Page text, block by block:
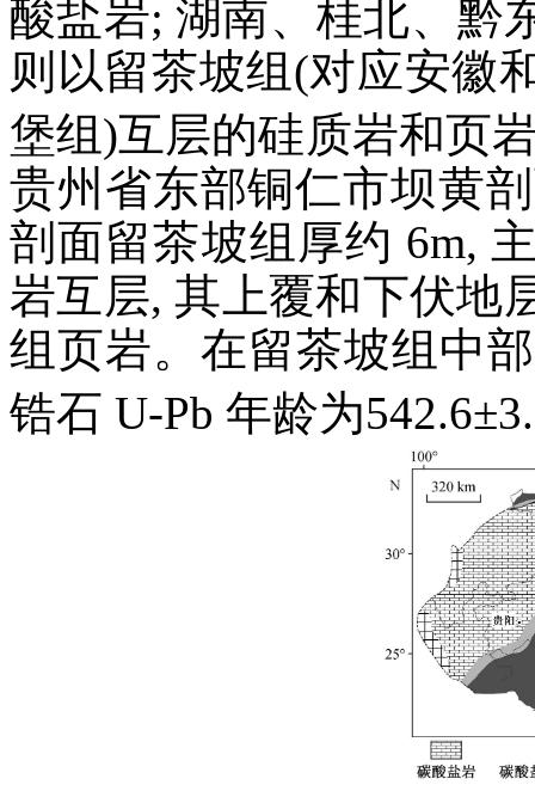
酸盐岩; 湖南、桂北、黔
则以留茶坡组(对应安徽
堡组)互层的硅质岩和页
贵州省东部铜仁市坝黄
剖面留茶坡组厚约 6m,
岩互层, 其上覆和下伏地
组页岩。在留茶坡组中
锆石 U-Pb 年龄为